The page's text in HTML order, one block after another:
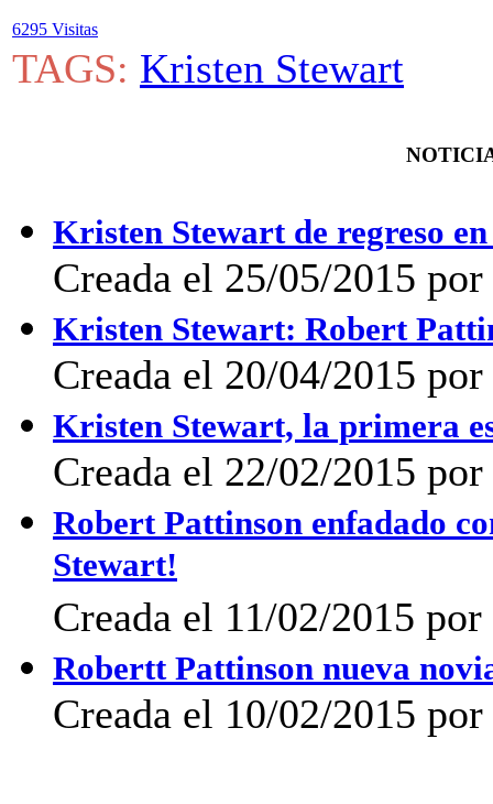
6295 Visitas
TAGS: Kristen Stewart
Kristen Stewart de regreso
Creada el 25/05/2015
Kristen Stewart: Robert
Creada el 20/04/2015
Kristen Stewart, la primera
Creada el 22/02/2015
Robert Pattinson enfadado
Stewart!
Creada el 11/02/2015
Robertt Pattinson nueva
Creada el 10/02/2015